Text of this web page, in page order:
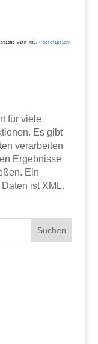
für viele
Es gibt
verarbeiten
Ergebnisse
Ein
ist XML.